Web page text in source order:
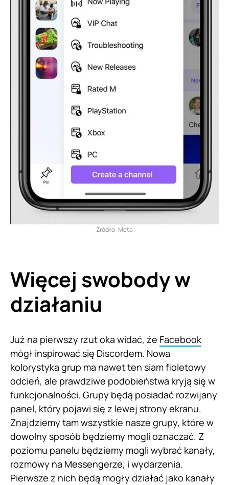
Źródło: Meta
Więcej swobody w
działaniu
Już na pierwszy rzut oka widać, że Facebook
mógł inspirować się Discordem. Nowa
kolorystyka grup ma nawet ten siam fioletowy
odcień, ale prawdziwe podobieństwa kryją się w
funkcjonalności. Grupy będą posiadać rozwijany
panel, który pojawi się z lewej strony ekranu.
Znajdziemy tam wszystkie nasze grupy, które w
dowolny sposób będziemy mogli oznaczać. Z
poziomu panelu będziemy mogli wybrać kanały,
rozmowy na Messengerze, i wydarzenia.
Pierwsze z nich będą mogły działać jako kanały